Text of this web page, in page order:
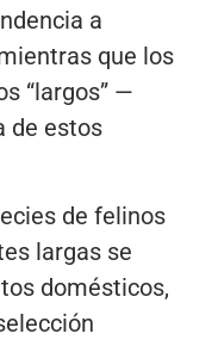
a
que los
“largos” —
de estos
de felinos
largas se
domésticos,